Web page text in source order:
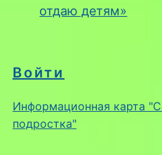
Войти
Информационная карта
подростка"
отдаю детям»